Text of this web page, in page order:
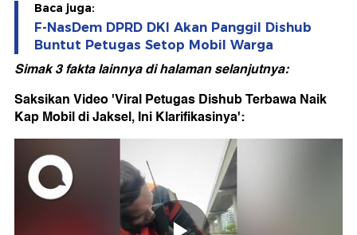
Baca juga:
F-NasDem DPRD DKI Akan Panggil Dishub
Buntut Petugas Setop Mobil Warga
Simak 3 fakta lainnya di halaman selanjutnya:
Saksikan Video 'Viral Petugas Dishub Terbawa Naik
Kap Mobil di Jaksel, Ini Klarifikasinya':